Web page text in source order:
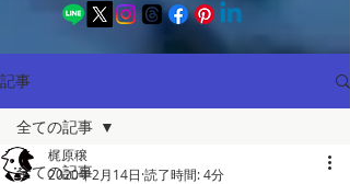
記事
全ての記事
全ての記事
梶原穣
2020年2月14日 読了時間: 4分